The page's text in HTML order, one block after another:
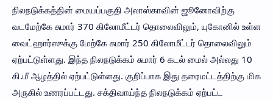
நிலநடுக்கத்தின் மையப்பகுதி அலாஸ்காவின் ஜூனோவிற்கு
வடமேற்கே சுமார் 370 கிலோமீட்டர் தொலைவிலும், யுகோனில் உள்ள
வைட்ஹார்ஸுக்கு மேற்கே சுமார் 250 கிலோமீட்டர் தொலைவிலும்
ஏற்பட்டுள்ளது. இந்த நிலநடுக்கம் சுமார் 6 கடல் மைல் அல்லது 10
கி.மீ ஆழத்தில் ஏற்பட்டுள்ளது. குறிப்பாக இது தரைமட்டத்திற்கு மிக
அருகில் உணரப்பட்டது. சக்திவாய்ந்த நிலநடுக்கம் ஏற்பட்ட